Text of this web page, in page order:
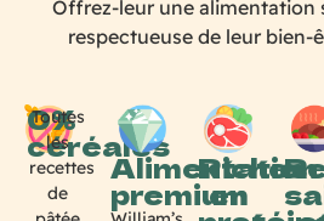
Offrez-leur une alimentation
respectueuse de leur bien-
0%
céréales
Toutes
les
recettes
de
Alimentation
premium
Riches
en